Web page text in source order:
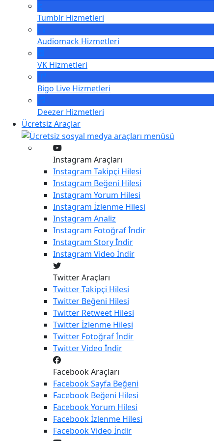
Tumblr Hizmetleri
Audiomack Hizmetleri
VK Hizmetleri
Bigo Live Hizmetleri
Deezer Hizmetleri
Ücretsiz Araçlar
Instagram Araçları
Instagram Takipçi Hilesi
Instagram Beğeni Hilesi
Instagram Yorum Hilesi
Instagram İzlenme Hilesi
Instagram Analiz
Instagram Fotoğraf İndir
Instagram Story İndir
Instagram Video İndir
Twitter Araçları
TwitterTakipçi Hilesi
Twitter Beğeni Hilesi
Twitter Retweet Hilesi
Twitterİzlenme Hilesi
Twitter Fotoğraf İndir
TwitterVideo İndir
Facebook Araçları
FacebookSayfa Beğeni
Facebook Beğeni Hilesi
FacebookYorum Hilesi
Facebookİzlenme Hilesi
FacebookVideo İndir